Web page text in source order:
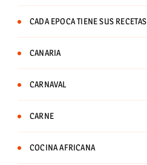
CADA EPOCA TIENE SUS RECETAS
CANARIA
CARNAVAL
CARNE
COCINA AFRICANA